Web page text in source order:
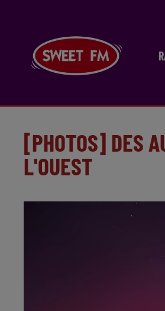
[PHOTOS] DES
L'OUEST